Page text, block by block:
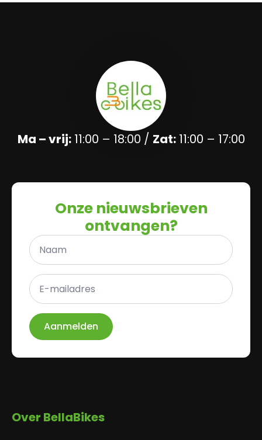
Ma – vrij:11:00 – 18:00 / Zat:11:00 – 17:00
Onze nieuwsbrieven
ontvangen?
Naam
E-
mailadres
*
Aanmelden
Over BellaBikes